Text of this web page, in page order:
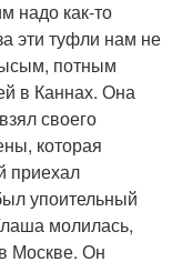
надо как-то
эти туфли нам не
потным
в Каннах. Она
своего
которая
приехал
упоительный
молилась,
Москве. Он